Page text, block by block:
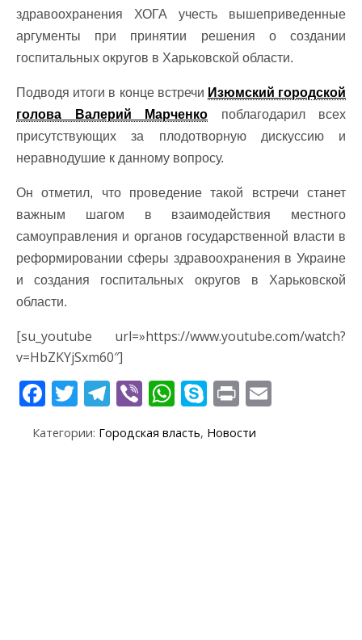
здравоохранения ХОГА учесть вышеприведенные
аргументы при принятии решения о создании
госпитальных округов в Харьковской области.
Подводя итоги в конце встречи Изюмский городской
голова Валерий Марченко поблагодарил всех
присутствующих за плодотворную дискуссию и
неравнодушие к данному вопросу.
Он отметил, что проведение такой встречи станет
важным шагом в взаимодействия местного
самоуправления и органов государственной власти в
реформировании сферы здравоохранения в Украине
и создания госпитальных округов в Харьковской
области.
[su_youtube url=»https://www.youtube.com/watch?
v=HbZKYjSxm60″]
F
e
T
itt
T
e
Vi
er
W
at
S
y
Pr
t
Категории: Городская власть, Новости